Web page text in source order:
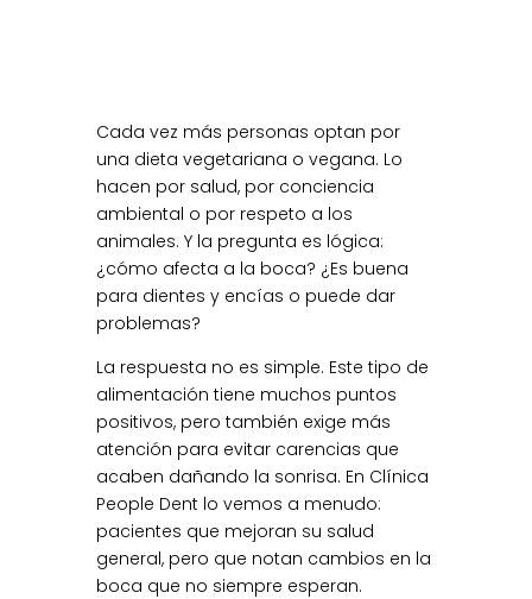
Cada vez más personas optan por
una dieta vegetariana o vegana. Lo
hacen por salud, por conciencia
ambiental o por respeto a los
animales. Y la pregunta es lógica:
¿cómo afecta a la boca? ¿Es buena
para dientes y encías o puede dar
problemas?
La respuesta no es simple. Este tipo de
alimentación tiene muchos puntos
positivos, pero también exige más
atención para evitar carencias que
acaben dañando la sonrisa. En Clínica
People Dent lo vemos a menudo:
pacientes que mejoran su salud
general, pero que notan cambios en la
boca que no siempre esperan.